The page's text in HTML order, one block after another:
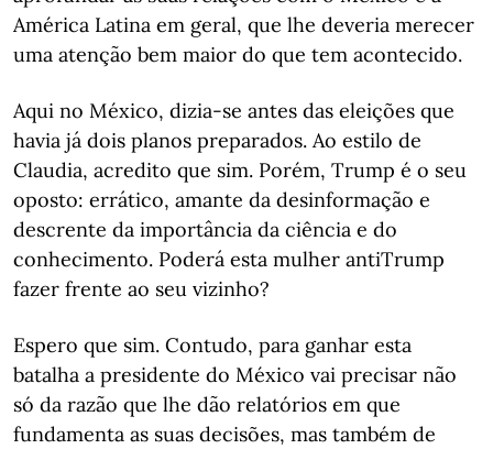
América Latina em geral, que lhe deveria merecer
uma atenção bem maior do que tem acontecido.
Aqui no México, dizia-se antes das eleições que
havia já dois planos preparados. Ao estilo de
Claudia, acredito que sim. Porém, Trump é o seu
oposto: errático, amante da desinformação e
descrente da importância da ciência e do
conhecimento. Poderá esta mulher antiTrump
fazer frente ao seu vizinho?
Espero que sim. Contudo, para ganhar esta
batalha a presidente do México vai precisar não
só da razão que lhe dão relatórios em que
fundamenta as suas decisões, mas também de